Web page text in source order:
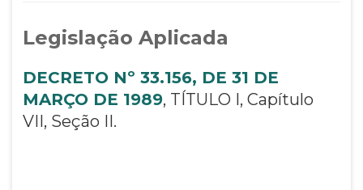
Legislação Aplicada
DECRETO Nº 33.156, DE 31 DE
MARÇO DE 1989, TÍTULO I, Capítulo
VII, Seção II.